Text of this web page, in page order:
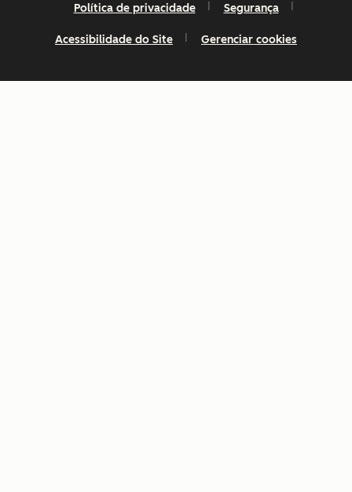
Política de privacidade Segurança
Acessibilidade do Site Gerenciar cookies